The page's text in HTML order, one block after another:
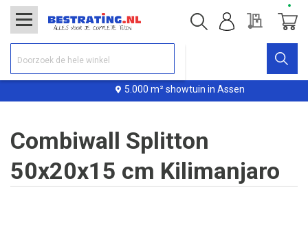
5.000 m² showtuin in Assen
Offerte
Combiwall Splitton
50x20x15 cm Kilimanjaro